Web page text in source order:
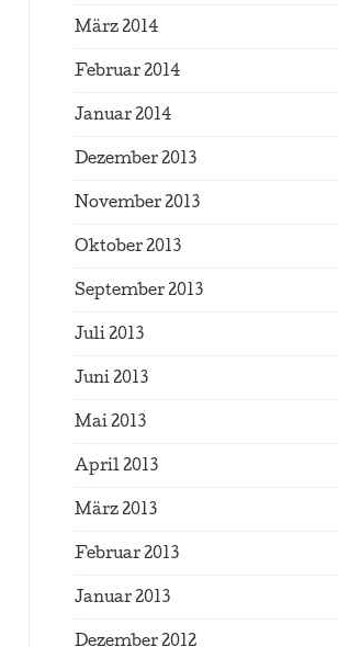
März 2014
Februar 2014
Januar 2014
Dezember 2013
November 2013
Oktober 2013
September 2013
Juli 2013
Juni 2013
Mai 2013
April 2013
März 2013
Februar 2013
Januar 2013
Dezember 2012